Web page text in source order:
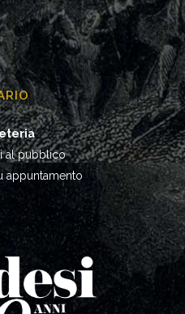
al pubblico
appuntamento